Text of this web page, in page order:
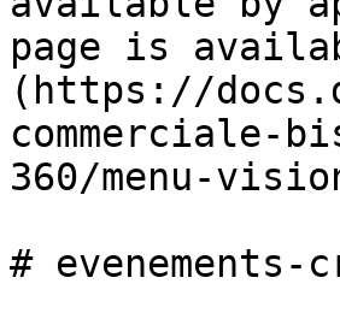
page is
(https://
commerciale-
360/menu-
# evenements-